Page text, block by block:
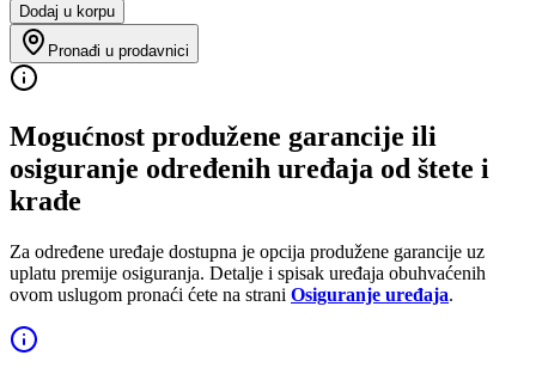
Dodaj u korpu
Pronađi u prodavnici
Mogućnost produžene garancije ili
osiguranje određenih uređaja od štete i
krađe
Za određene uređaje dostupna je opcija produžene garancije uz
uplatu premije osiguranja. Detalje i spisak uređaja obuhvaćenih
ovom uslugom pronaći ćete na strani Osiguranje uređaja.